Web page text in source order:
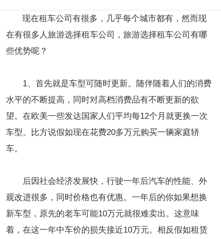
现在租车公司有很多，几乎每个城市都有，然而现
在有很多人旅游选择租车公司，旅游选择租车公司有哪
些优势呢？
1、首先就是车型可随时更新。随伴随着人们的消费
水平的不断提高，同时对高档消费品有不断更新的欲
望。在欧美一些发达国家人们平均每12个月就更换一次
车型。比方说假如现在花费20多万元购买一辆家庭轿
车。
后因社会经济发展快，行驶一年后汽车的性能、外
观改进很多，同时价格也有优惠。一年后的你如果想换
新车型，原先的老车可能10万元就很难卖出。这意味
着，在这一年中车价的损失接近10万元。相反假如租赁